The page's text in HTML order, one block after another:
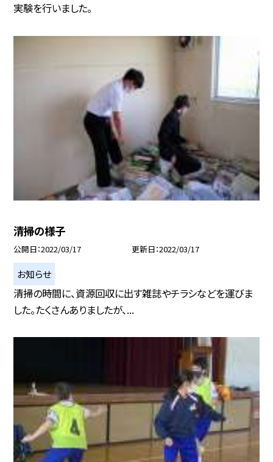
実験を行いました。
清掃の様子
公開日 2022/03/17 更新日 2022/03/17
お知らせ
清掃の時間に、資源回収に出す雑誌やチラシなどを運びま
した。たくさんありましたが、...